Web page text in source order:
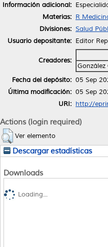
Información adicional:
Materias: R
Divisiones: Salud
Usuario depositante: Editor
Creadores:
González
Fecha del depósito: 05 Sep
Última modificación: 05 Sep
URI: http://
Actions (login required)
Ver elemento
Descargar estadísticas
Downloads
Loading...